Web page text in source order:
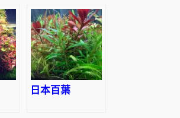
日本百葉